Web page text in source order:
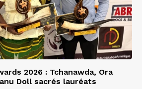
2026 : Tchanawda, Ora
Doll sacrés lauréats